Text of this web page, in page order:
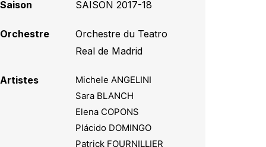
Saison SAISON 2017-18
Orchestre
Orchestre du Teatro
Real de Madrid
Artistes
Michele ANGELINI
Sara BLANCH
Elena COPONS
Plácido DOMINGO
Patrick FOURNILLIER